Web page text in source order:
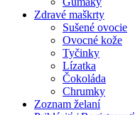
Zdravé maškrty
Sušené ovocie
Ovocné kože
Tyčinky
Lízatka
Čokoláda
Chrumky
Zoznam želaní